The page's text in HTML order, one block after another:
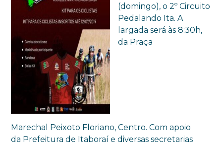
(domingo), o 2º Circuito
Pedalando Ita. A
largada será às 8:30h,
da Praça
Marechal Peixoto Floriano, Centro. Com apoio
da Prefeitura de Itaboraí e diversas secretarias